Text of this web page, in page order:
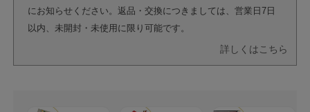
にお知らせください。返品・交換につきましては、営業日7日
以内、未開封・未使用に限り可能です。
詳しくはこちら